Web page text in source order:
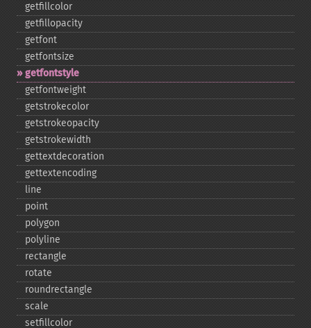
getfillcolor
getfillopacity
getfont
getfontsize
getfontstyle
getfontweight
getstrokecolor
getstrokeopacity
getstrokewidth
gettextdecoration
gettextencoding
line
point
polygon
polyline
rectangle
rotate
roundrectangle
scale
setfillcolor